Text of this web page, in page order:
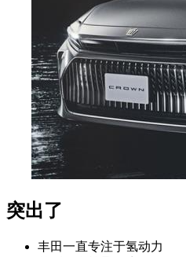
突出了
丰田一直专注于氢动力